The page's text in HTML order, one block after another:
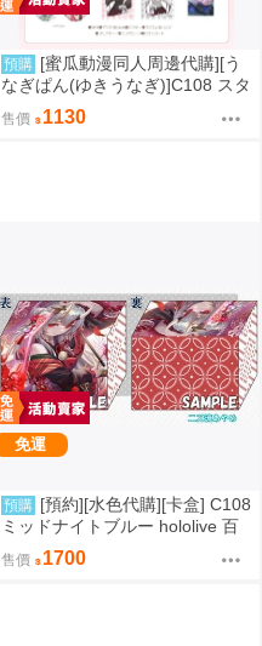
預購 [蜜瓜動漫同人周邊代購][う
なぎぱん(ゆきうなぎ)]C108 スタ
レ新刊セット うなぎぱん(崩壞：
星穹鐵道)(同人誌)
售價 1130
免運
預購 [預約][水色代購][卡盒] C108
ミッドナイトブルー hololive 百
鬼あやめ
售價 1700